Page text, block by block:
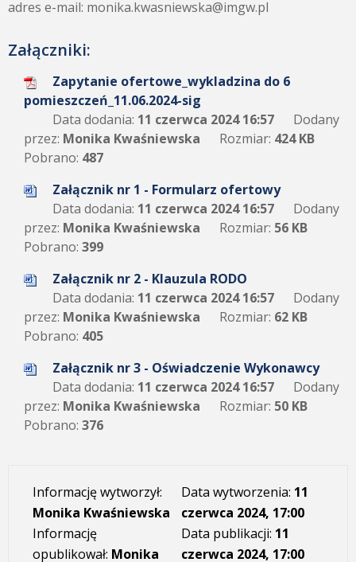
adres e-mail: monika.kwasniewska@imgw.pl
Załączniki:
Zapytanie ofertowe_wykladzina do 6
pomieszczeń_11.06.2024-sig
Data dodania: 11 czerwca 2024 16:57
Dodany
przez: Monika Kwaśniewska Rozmiar: 424 KB
Pobrano: 487
Załącznik nr 1 - Formularz ofertowy
Data dodania: 11 czerwca 2024 16:57
Dodany
przez: Monika Kwaśniewska Rozmiar: 56 KB
Pobrano: 399
Załącznik nr 2 - Klauzula RODO
Data dodania: 11 czerwca 2024 16:57
Dodany
przez: Monika Kwaśniewska Rozmiar: 62 KB
Pobrano: 405
Załącznik nr 3 - Oświadczenie Wykonawcy
Data dodania: 11 czerwca 2024 16:57
Dodany
przez: Monika Kwaśniewska Rozmiar: 50 KB
Pobrano: 376
Informację wytworzył:
Monika Kwaśniewska
Informację
opublikował: Monika
Data wytworzenia: 11
czerwca 2024, 17:00
Data publikacji: 11
czerwca 2024, 17:00